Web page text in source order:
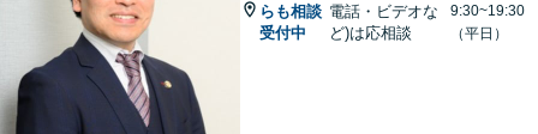
らも相談
受付中
電話・ビデオな
ど)は応相談
9:30~19:30
（平日）